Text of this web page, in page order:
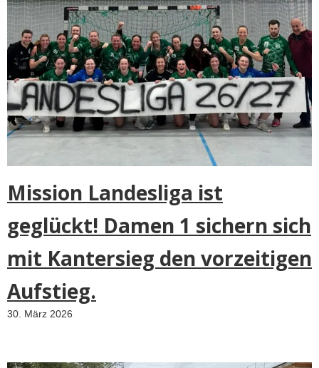
Mission Landesliga ist
geglückt! Damen 1 sichern sich
mit Kantersieg den vorzeitigen
Aufstieg.
30. März 2026